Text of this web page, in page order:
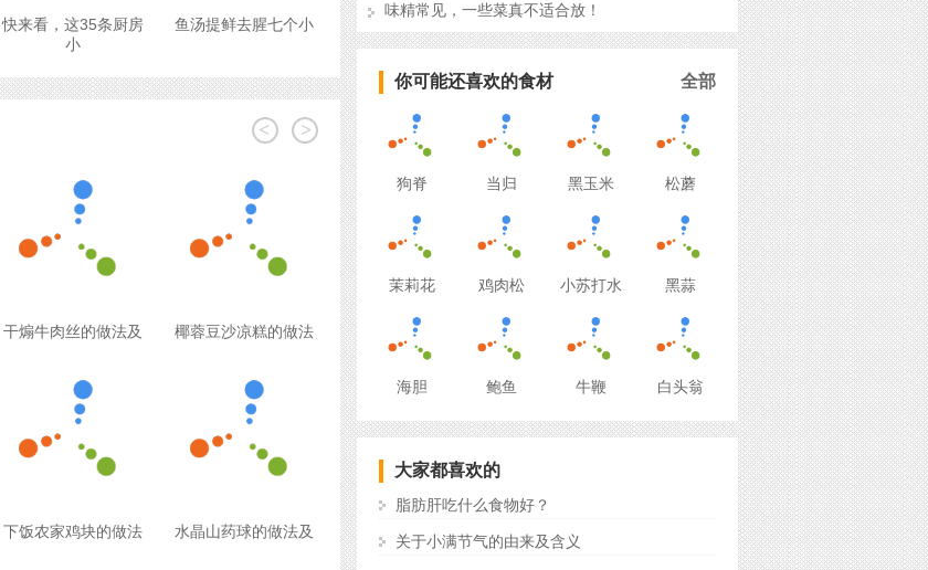
快来看，这35条厨房
小
鱼汤提鲜去腥七个小
< >
干煽牛肉丝的做法及 椰蓉豆沙凉糕的做法
下饭农家鸡块的做法 水晶山药球的做法及
味精常见，一些菜真不适合放！
全部
你可能还喜欢的食材
狗脊 当归 黑玉米 松蘑
茉莉花 鸡肉松 小苏打水 黑蒜
海胆 鲍鱼 牛鞭 白头翁
大家都喜欢的
脂肪肝吃什么食物好？
关于小满节气的由来及含义